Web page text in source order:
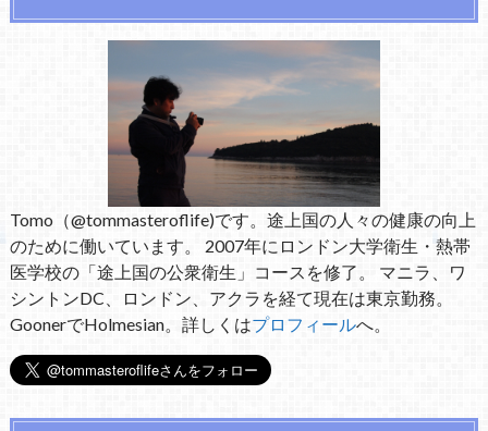
Tomo（@tommasteroflife)です。途上国の人々の健康の向上
のために働いています。 2007年にロンドン大学衛生・熱帯
医学校の「途上国の公衆衛生」コースを修了。 マニラ、ワ
シントンDC、ロンドン、アクラを経て現在は東京勤務。
GoonerでHolmesian。詳しくはプロフィールへ。